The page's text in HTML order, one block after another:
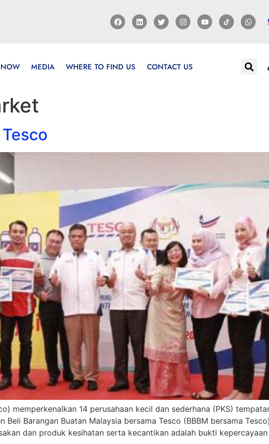
MEDIA WHERE TO FIND US CONTACT US
memperkenalkan 14 perusahaan kecil dan sederhana (PKS)
Barangan Buatan Malaysia bersama Tesco (BBBM bersama
dan produk kesihatan serta kecantikan adalah bukti